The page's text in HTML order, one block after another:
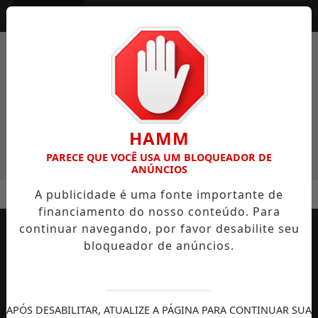
AUTOMOBILISMO
TEMPORADA DE
DIREITOS
HAMM
PARECE QUE VOCÊ USA UM BLOQUEADOR DE
ANÚNCIOS
A publicidade é uma fonte importante de
financiamento do nosso conteúdo. Para
continuar navegando, por favor desabilite seu
bloqueador de anúncios.
APÓS DESABILITAR, ATUALIZE A PÁGINA PARA CONTINUAR SUA